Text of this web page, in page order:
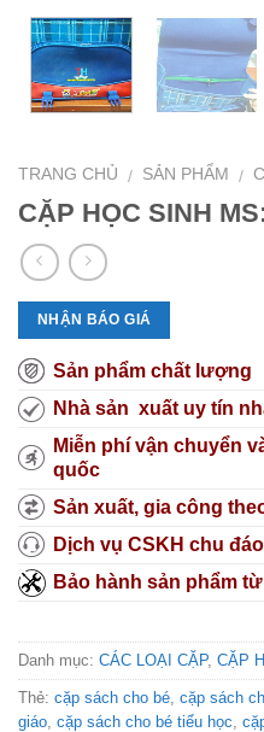
TRANG CHỦ / SẢN PHẨM /
CẶP HỌC SINH
NHẬN BÁO GIÁ
Sản phẩm chất lượng
Nhà sản xuất uy tín
Miễn phí vận chuyển
quốc
Sản xuất, gia công
Dịch vụ CSKH chu
Bảo hành sản phẩm
Danh mục: CÁC LOẠI CẶP, CẶP
Thẻ: cặp sách cho bé cặp sách
giáo cặp sách cho bé tiểu học